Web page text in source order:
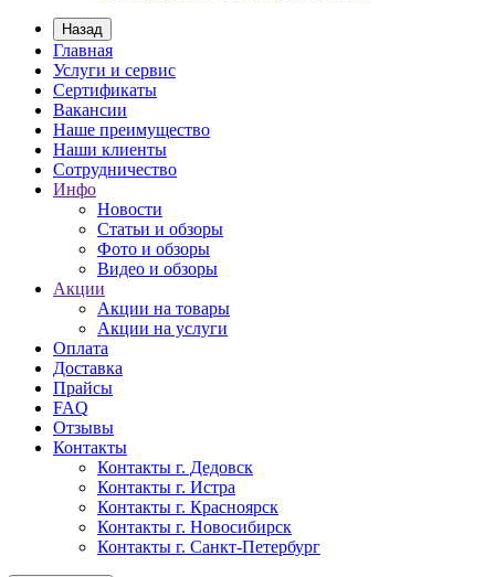
Назад
Главная
Услуги и сервис
Сертификаты
Вакансии
Наше преимущество
Наши клиенты
Сотрудничество
Инфо
Новости
Статьи и обзоры
Фото и обзоры
Видео и обзоры
Акции
Акции на товары
Акции на услуги
Оплата
Доставка
Прайсы
FAQ
Отзывы
Контакты
Контакты г. Дедовск
Контакты г. Истра
Контакты г. Красноярск
Контакты г. Новосибирск
Контакты г. Санкт-Петербург